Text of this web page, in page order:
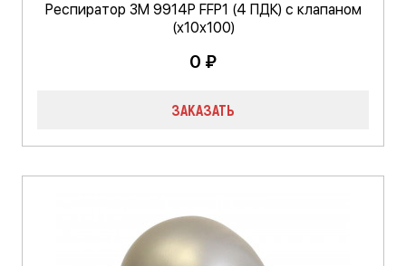
Респиратор 3М 9914Р FFP1 (4 ПДК) с клапаном
(х10х100)
0 ₽
ЗАКАЗАТЬ